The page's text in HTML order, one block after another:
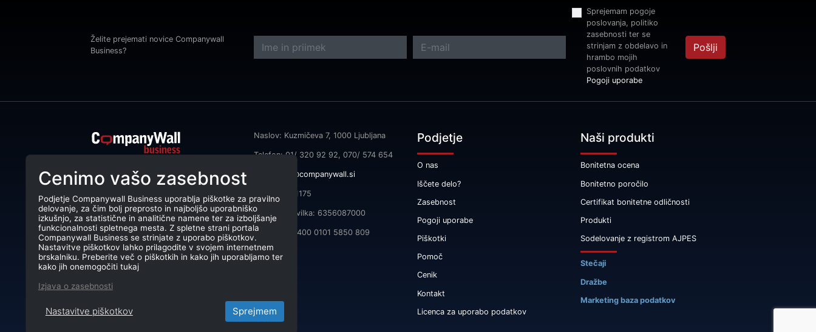
Želite prejemati novice Companywall
Business?
Sprejemam pogoje
poslovanja, politiko
zasebnosti ter se
strinjam z obdelavo in
hrambo mojih
poslovnih podatkov
Pogoji uporabe
Pošlji
podjetjem pomaga izboljšati
poslovanje z iskanjem in povezovanjem
strank.
CompanyWall Business © 2026
Naslov: Kuzmičeva 7, 1000 Ljubljana
Telefon: 01/ 320 92 92, 070/ 574 654
info@companywall.si
DŠ: SI55591175
Matična številka: 6356087000
TRR: SI56 3400 0101 5850 809
Podjetje
O nas
Iščete delo?
Zasebnost
Pogoji uporabe
Piškotki
Pomoč
Cenik
Kontakt
Licenca za uporabo podatkov
Naši produkti
Bonitetna ocena
Bonitetno poročilo
Certifikat bonitetne odličnosti
Produkti
Sodelovanje z registrom AJPES
Stečaji
Dražbe
Marketing baza podatkov
Cenimo vašo zasebnost
Podjetje Companywall Business uporablja piškotke za pravilno
delovanje, za čim bolj preprosto in najboljšo uporabniško
izkušnjo, za statistične in analitične namene ter za izboljšanje
funkcionalnosti spletnega mesta. Z spletne strani portala
Companywall Business se strinjate z uporabo piškotkov.
Nastavitve piškotkov lahko prilagodite v svojem internetnem
brskalniku. Preberite več o piškotkih in kako jih uporabljamo ter
kako jih onemogočiti tukaj
Izjava o zasebnosti
Nastavitve piškotkov Sprejmem